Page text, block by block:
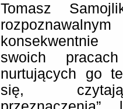
Tomasz
swoich
nurtujących go
się,